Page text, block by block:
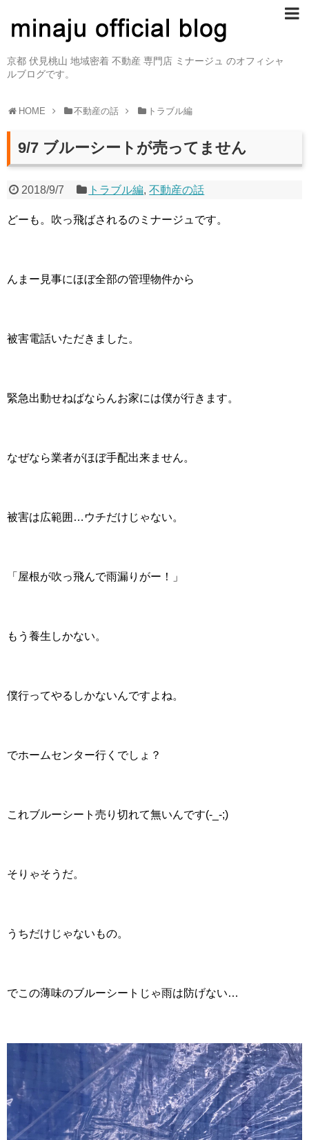
京都 伏見桃山 地域密着 不動産 専門店 ミナージュ のオフィシャ
ルブログです。
HOME 不動産の話 トラブル編
9/7 ブルーシートが売ってません
2018/9/7 トラブル編,不動産の話
どーも。吹っ飛ばされるのミナージュです。
んまー見事にほぼ全部の管理物件から
被害電話いただきました。
緊急出動せねばならんお家には僕が行きます。
なぜなら業者がほぼ手配出来ません。
被害は広範囲…ウチだけじゃない。
「屋根が吹っ飛んで雨漏りがー！」
もう養生しかない。
僕行ってやるしかないんですよね。
でホームセンター行くでしょ？
これブルーシート売り切れて無いんです(-_-;)
そりゃそうだ。
うちだけじゃないもの。
でこの薄味のブルーシートじゃ雨は防げない…